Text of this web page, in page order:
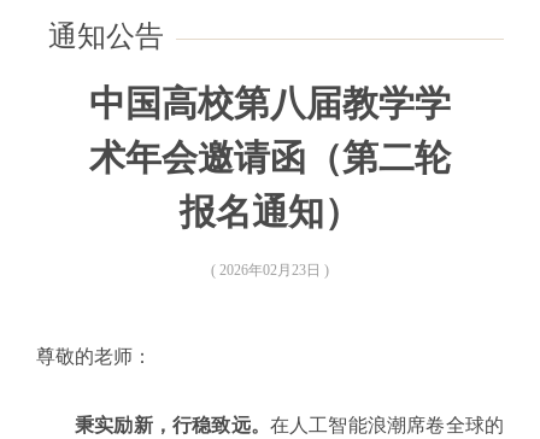
通知公告
中国高校第八届教学学
术年会邀请函（第二轮
报名通知）
( 2026年02月23日 )
尊敬的老师：
秉实励新，行稳致远。 在人工智能浪潮席卷全球的